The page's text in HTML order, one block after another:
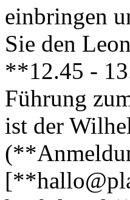
einbringen
Sie den
**12.45 -
Führung
ist der